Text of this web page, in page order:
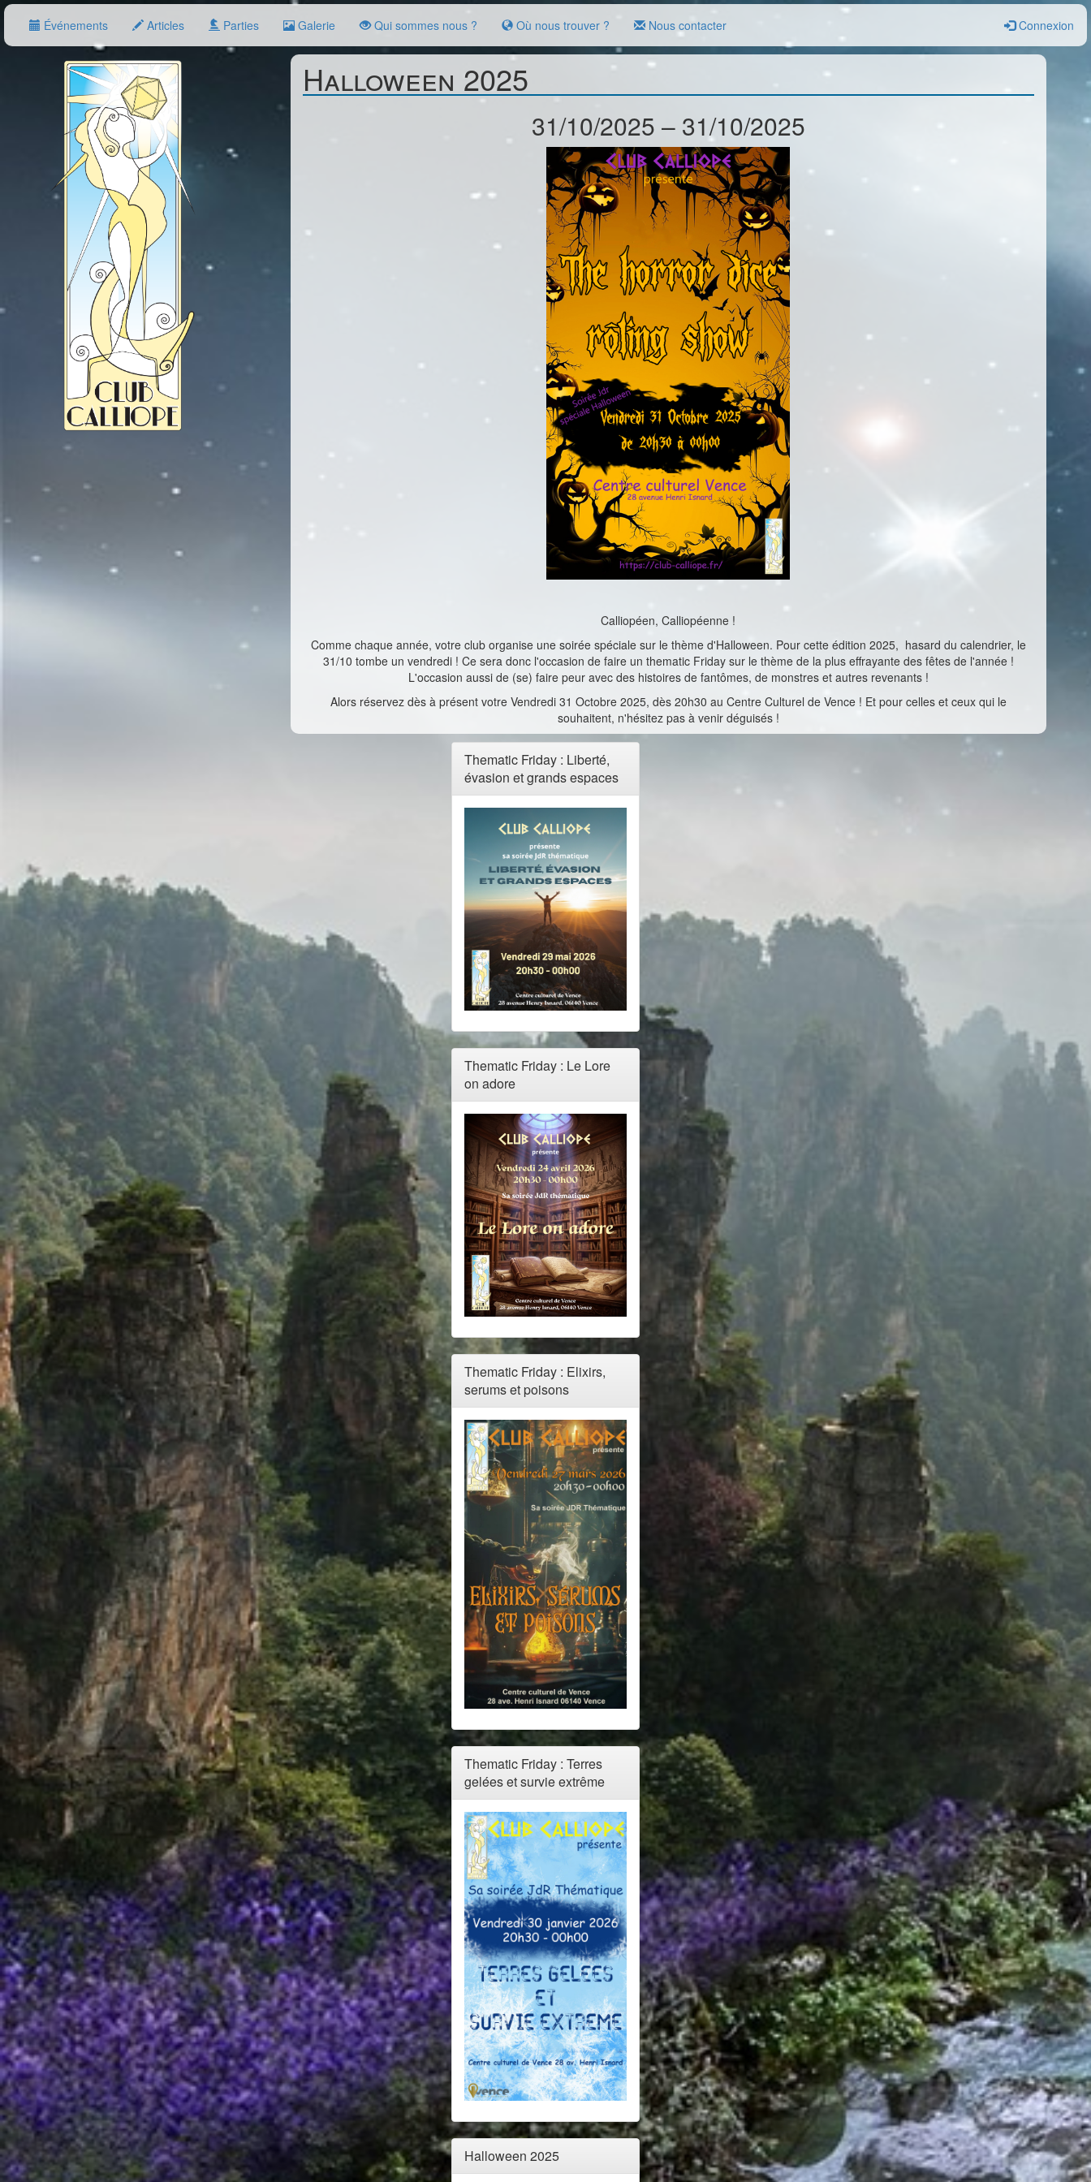
Événements Articles Parties Galerie Qui sommes nous ? Où nous trouver ? Nous contacter Connexion
Halloween 2025
31/10/2025 – 31/10/2025
Calliopéen, Calliopéenne !
Comme chaque année, votre club organise une soirée spéciale sur le thème d'Halloween. Pour cette édition 2025, hasard du calendrier, le
31/10 tombe un vendredi ! Ce sera donc l'occasion de faire un thematic Friday sur le thème de la plus effrayante des fêtes de l'année !
L'occasion aussi de (se) faire peur avec des histoires de fantômes, de monstres et autres revenants !
Alors réservez dès à présent votre Vendredi 31 Octobre 2025, dès 20h30 au Centre Culturel de Vence ! Et pour celles et ceux qui le
souhaitent, n'hésitez pas à venir déguisés !
Thematic Friday : Liberté,
évasion et grands espaces
Thematic Friday : Le Lore
on adore
Thematic Friday : Elixirs,
serums et poisons
Thematic Friday : Terres
gelées et survie extrême
Halloween 2025